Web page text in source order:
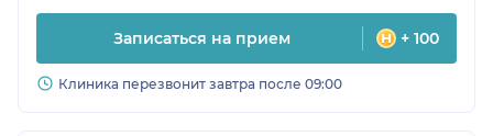
Записаться на прием + 100
Клиника перезвонит завтра после 09:00